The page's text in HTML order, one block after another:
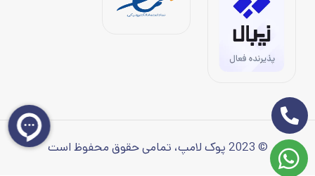
© 2023 پوک لامپ، تمامی حقوق محفوظ است